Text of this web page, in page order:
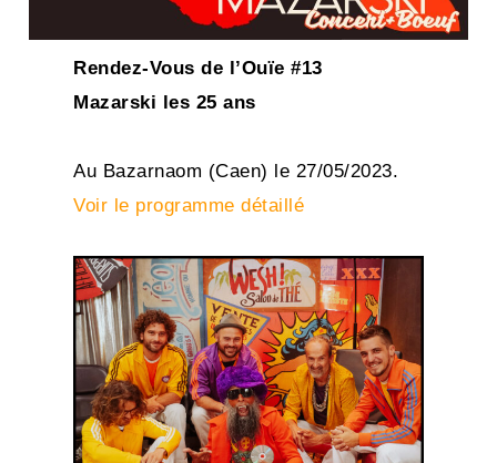
Rendez-Vous de l’Ouïe #13
Mazarski les 25 ans
Au Bazarnaom (Caen) le 27/05/2023.
Voir le programme détaillé